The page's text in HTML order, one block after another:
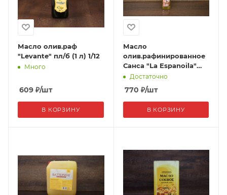
Масло олив.раф
"Levante" пл/б (1 л) 1/12
Много
609 ₽/шт
В КОРЗИНУ
Масло
олив.рафинированное
Санса "La Espanoila"
пл.б 1л, 1/12
Достаточно
770 ₽/шт
В КОРЗИНУ